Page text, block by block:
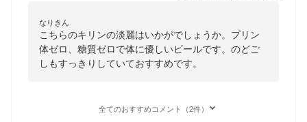
なりきん
こちらのキリンの淡麗はいかがでしょうか。プリン
体ゼロ、糖質ゼロで体に優しいビールです。のどご
しもすっきりしていておすすめです。
全てのおすすめコメント（2件）